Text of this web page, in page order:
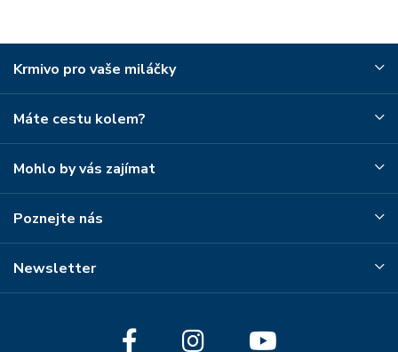
Krmivo pro vaše miláčky
Máte cestu kolem?
Mohlo by vás zajímat
Poznejte nás
Newsletter